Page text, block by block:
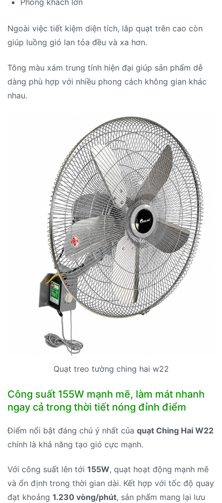
Ngoài việc tiết kiệm diện tích, lắp quạt trên cao còn
giúp luồng gió lan tỏa đều và xa hơn.
Tông màu xám trung tính hiện đại giúp sản phẩm dễ
dàng phù hợp với nhiều phong cách không gian khác
nhau.
Quạt treo tường ching hai w22
Công suất 155W mạnh mẽ, làm mát nhanh
ngay cả trong thời tiết nóng đỉnh điểm
Điểm nổi bật đáng chú ý nhất của quạt Ching Hai W22
chính là khả năng tạo gió cực mạnh.
Với công suất lên tới 155W, quạt hoạt động mạnh mẽ
và ổn định trong thời gian dài. Kết hợp với tốc độ quay
đạt khoảng 1.230 vòng/phút, sản phẩm mang lại lưu